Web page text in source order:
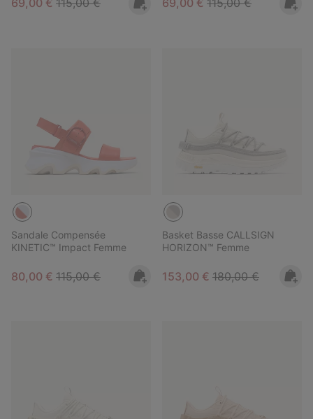
69,00 € 115,00 € 69,00 € 115,00 €
Sandale Compensée
KINETIC™ Impact Femme
Sale price:
80,00 € Regular price:
115,00 €
Basket Basse CALLSIGN
HORIZON™ Femme
Sale price:
153,00 € Regular price:
180,00 €